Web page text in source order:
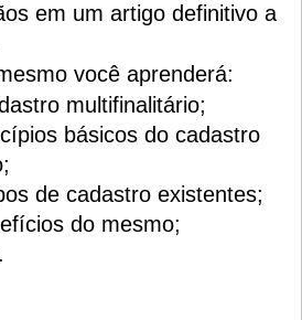
em um artigo definitivo a
você aprenderá:
multifinalitário;
básicos do cadastro
de cadastro existentes;
do mesmo;